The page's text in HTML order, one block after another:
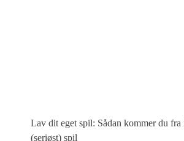
Lav dit eget spil: Sådan kommer du fra
(seriøst) spil